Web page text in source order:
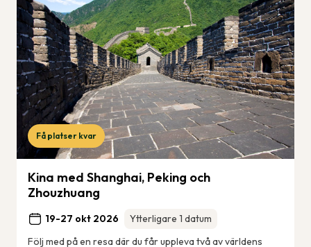
Få platser kvar
Kina med Shanghai, Peking och
Zhouzhuang
19-27 okt 2026
Ytterligare 1 datum
Följ med på en resa där du får uppleva två av världens